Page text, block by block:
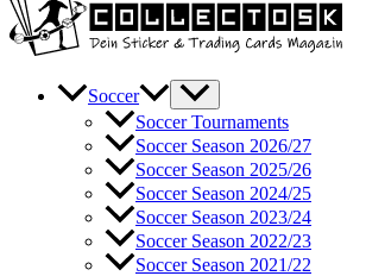
Soccer
Soccer Tournaments
Soccer Season 2026/27
Soccer Season 2025/26
Soccer Season 2024/25
Soccer Season 2023/24
Soccer Season 2022/23
Soccer Season 2021/22